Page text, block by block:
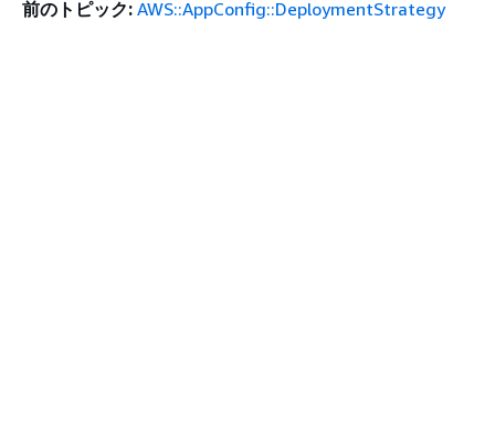
前のトピック: AWS::AppConfig::DeploymentStrategy